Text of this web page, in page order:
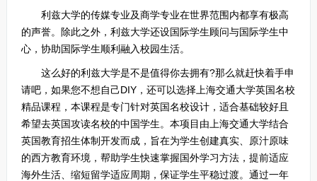
利兹大学的传媒专业及商学专业在世界范围内都享有极高
的声誉。除此之外，利兹大学还设国际学生顾问与国际学生中
心，协助国际学生顺利融入校园生活。
这么好的利兹大学是不是值得你去拥有?那么就赶快着手申
请吧，如果您不想自己DIY，还可以选择上海交通大学英国名校
精品课程，本课程是专门针对英国名校设计，适合基础较好且
希望去英国攻读名校的中国学生。本项目由上海交通大学结合
英国教育招生体制开发而成，旨在为学生创建真实、原汁原味
的西方教育环境，帮助学生快速掌握国外学习方法，提前适应
海外生活、缩短留学适应周期，保证学生平稳过渡。通过一年